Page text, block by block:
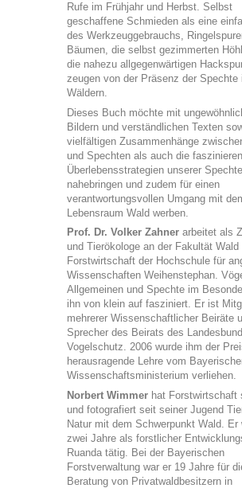
Rufe im Frühjahr und Herbst. Selbst
geschaffene Schmieden als eine
des Werkzeuggebrauchs,
Bäumen, die selbst gezimmerten
die nahezu allgegenwärtigen
zeugen von der Präsenz der Spechte
Wäldern.
Dieses Buch möchte mit
Bildern und verständlichen Texten
vielfältigen Zusammenhänge
und Spechten als auch die
Überlebensstrategien unserer Spechte
nahebringen und zudem für einen
verantwortungsvollen Umgang mit
Lebensraum Wald werben.
Prof. Dr. Volker Zahner arbeitet als
und Tierökologe an der Fakultät Wald
Forstwirtschaft der Hochschule für
Wissenschaften Weihenstephan.
Allgemeinen und Spechte im
ihn von klein auf fasziniert. Er ist
mehrerer Wissenschaftlicher Beiräte
Sprecher des Beirats des
Vogelschutz. 2006 wurde ihm der
herausragende Lehre vom
Wissenschaftsministerium verliehen.
Norbert Wimmer hat Forstwirtschaft
und fotografiert seit seiner Jugend
Natur mit dem Schwerpunkt Wald. Er
zwei Jahre als forstlicher
Ruanda tätig. Bei der Bayerischen
Forstverwaltung war er 19 Jahre für
Beratung von Privatwaldbesitzern in